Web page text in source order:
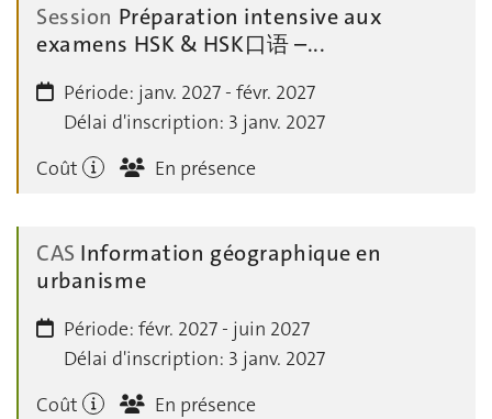
Session Préparation intensive aux
examens HSK & HSK口语 –...
Période: janv. 2027 - févr. 2027
Délai d'inscription: 3 janv. 2027
Coût
En présence
CAS Information géographique en
urbanisme
Période: févr. 2027 - juin 2027
Délai d'inscription: 3 janv. 2027
Coût
En présence